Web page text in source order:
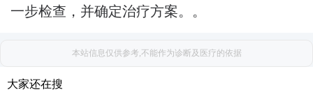
一步检查，并确定治疗方案。。
本站信息仅供参考,不能作为诊断及医疗的依据
大家还在搜